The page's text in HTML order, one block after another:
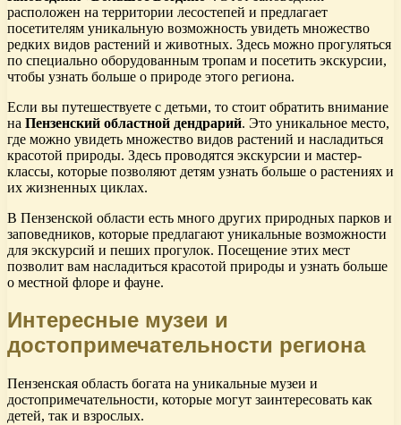
расположен на территории лесостепей и предлагает
посетителям уникальную возможность увидеть множество
редких видов растений и животных. Здесь можно прогуляться
по специально оборудованным тропам и посетить экскурсии,
чтобы узнать больше о природе этого региона.
Если вы путешествуете с детьми, то стоит обратить внимание
на Пензенский областной дендрарий. Это уникальное место,
где можно увидеть множество видов растений и насладиться
красотой природы. Здесь проводятся экскурсии и мастер-
классы, которые позволяют детям узнать больше о растениях и
их жизненных циклах.
В Пензенской области есть много других природных парков и
заповедников, которые предлагают уникальные возможности
для экскурсий и пеших прогулок. Посещение этих мест
позволит вам насладиться красотой природы и узнать больше
о местной флоре и фауне.
Интересные музеи и
достопримечательности региона
Пензенская область богата на уникальные музеи и
достопримечательности, которые могут заинтересовать как
детей, так и взрослых.